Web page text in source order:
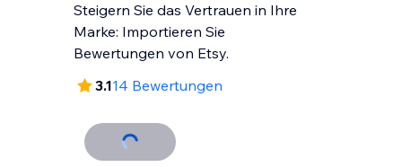
Steigern Sie das Vertrauen in Ihre
Marke: Importieren Sie
Bewertungen von Etsy.
3.114 Bewertungen